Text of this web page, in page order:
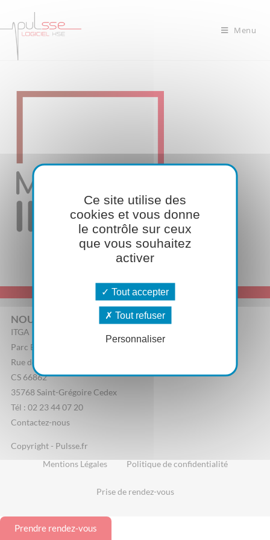
Menu
NOUS CONTACTER
ITGA
Parc Edonia, Bâtiment R
Rue de la Terre Adélie
CS 66862
35768 Saint-Grégoire Cedex
Tél : 02 23 44 07 20
Contactez-nous
Copyright - Pulsse.fr
Mentions Légales
Politique de confidentialité
Prise de rendez-vous
Prendre rendez-vous
Ce site utilise des
cookies et vous donne
le contrôle sur ceux
que vous souhaitez
activer
Tout accepter
Tout refuser
Personnaliser